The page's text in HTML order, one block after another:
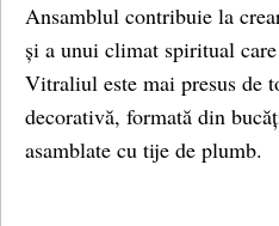
Ansamblul contribuie la
și a unui climat spiritual
Vitraliul este mai presus de
decorativă, formată din
asamblate cu tije de plumb.